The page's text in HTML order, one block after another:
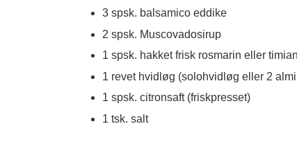
3 spsk. balsamico eddike
2 spsk. Muscovadosirup
1 spsk. hakket frisk rosmarin eller timian
1 revet hvidløg (solohvidløg eller 2
1 spsk. citronsaft (friskpresset)
1 tsk. salt